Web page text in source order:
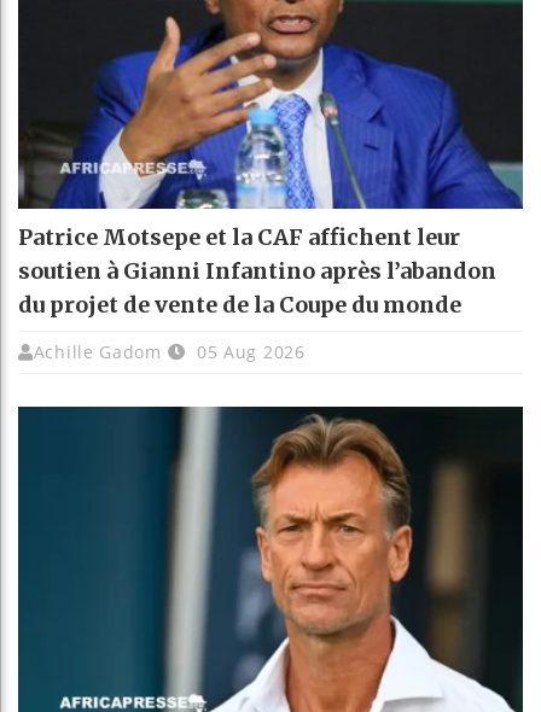
Patrice Motsepe et la CAF affichent leur
soutien à Gianni Infantino après l’abandon
du projet de vente de la Coupe du monde
Achille Gadom 05 Aug 2026